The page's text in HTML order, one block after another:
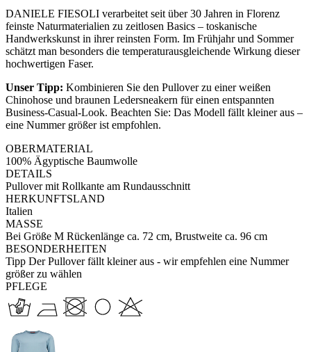
DANIELE FIESOLI verarbeitet seit über 30 Jahren in Florenz
feinste Naturmaterialien zu zeitlosen Basics – toskanische
Handwerkskunst in ihrer reinsten Form. Im Frühjahr und Sommer
schätzt man besonders die temperaturausgleichende Wirkung dieser
hochwertigen Faser.
Unser Tipp: Kombinieren Sie den Pullover zu einer weißen
Chinohose und braunen Ledersneakern für einen entspannten
Business-Casual-Look. Beachten Sie: Das Modell fällt kleiner aus –
eine Nummer größer ist empfohlen.
OBERMATERIAL
100% Ägyptische Baumwolle
DETAILS
Pullover mit Rollkante am Rundausschnitt
HERKUNFTSLAND
Italien
MASSE
Bei Größe M Rückenlänge ca. 72 cm, Brustweite ca. 96 cm
BESONDERHEITEN
Tipp Der Pullover fällt kleiner aus - wir empfehlen eine Nummer
größer zu wählen
PFLEGE